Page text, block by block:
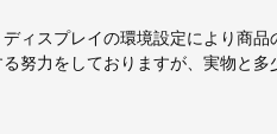
ィスプレイの環境設定により商品
努力をしておりますが、実物と多